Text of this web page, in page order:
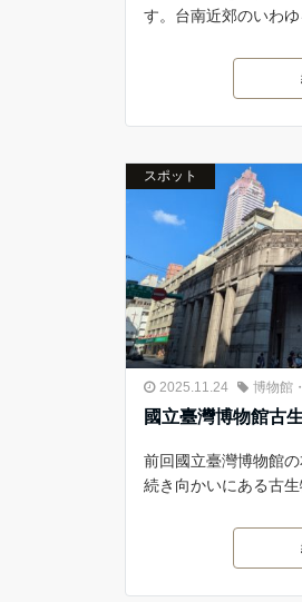
す。台南近郊のいわ
スポット
2025.11.24 博物館
國立臺灣博物館古
前回國立臺灣博物館
続き向かいにある古